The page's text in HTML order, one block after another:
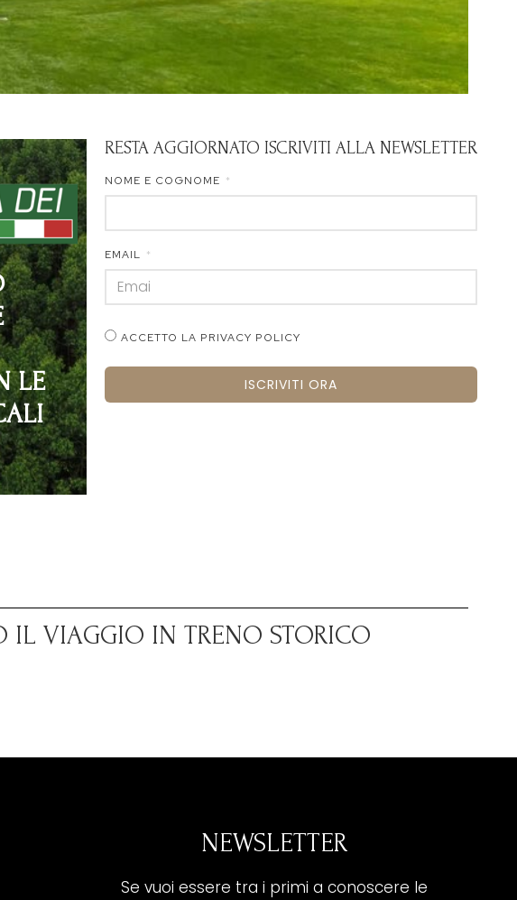
LE
RESTA AGGIORNATO ISCRIVITI ALLA NEWSLETTER
NOME E COGNOME
EMAIL
ACCETTO LA PRIVACY POLICY
ISCRIVITI ORA
IL VIAGGIO IN TRENO STORICO
NEWSLETTER
Se vuoi essere tra i primi a conoscere le